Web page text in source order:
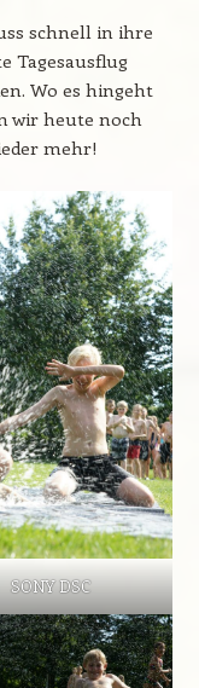
schnell in ihre
Tagesausflug
Wo es hingeht
wir heute noch
mehr!
SONY DSC